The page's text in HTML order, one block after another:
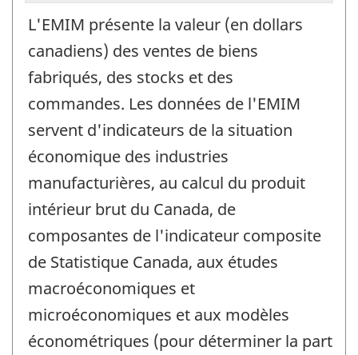
L'EMIM présente la valeur (en dollars
canadiens) des ventes de biens
fabriqués, des stocks et des
commandes. Les données de l'EMIM
servent d'indicateurs de la situation
économique des industries
manufacturières, au calcul du produit
intérieur brut du Canada, de
composantes de l'indicateur composite
de Statistique Canada, aux études
macroéconomiques et
microéconomiques et aux modèles
économétriques (pour déterminer la part